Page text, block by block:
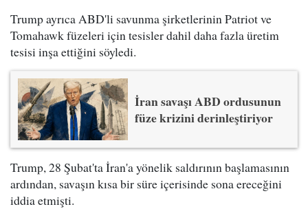
Trump ayrıca ABD'li savunma şirketlerinin Patriot ve
Tomahawk füzeleri için tesisler dahil daha fazla üretim
tesisi inşa ettiğini söyledi.
İran savaşı ABD ordusunun
füze krizini derinleştiriyor
Trump, 28 Şubat'ta İran'a yönelik saldırının başlamasının
ardından, savaşın kısa bir süre içerisinde sona ereceğini
iddia etmişti.